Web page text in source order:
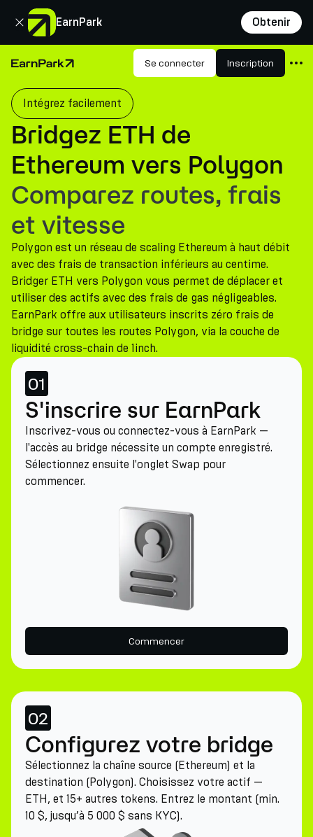
EarnPark Obtenir
Fermer
Page d'accueil Se connecter Inscription
Produits
Marchés
Calculatrices
PARK Token
Ressources
Entreprise
Intégrez facilement
Bridgez ETH de
Ethereum vers Polygon
Comparez routes, frais
et vitesse
Polygon est un réseau de scaling Ethereum à haut débit
avec des frais de transaction inférieurs au centime.
Bridger ETH vers Polygon vous permet de déplacer et
utiliser des actifs avec des frais de gas négligeables.
EarnPark offre aux utilisateurs inscrits zéro frais de
bridge sur toutes les routes Polygon, via la couche de
liquidité cross-chain de 1inch.
01
S'inscrire sur EarnPark
Inscrivez-vous ou connectez-vous à EarnPark —
l'accès au bridge nécessite un compte enregistré.
Sélectionnez ensuite l'onglet Swap pour
commencer.
Commencer
02
Configurez votre bridge
Sélectionnez la chaîne source (Ethereum) et la
destination (Polygon). Choisissez votre actif —
ETH, et 15+ autres tokens. Entrez le montant (min.
10 $, jusqu’à 5 000 $ sans KYC).